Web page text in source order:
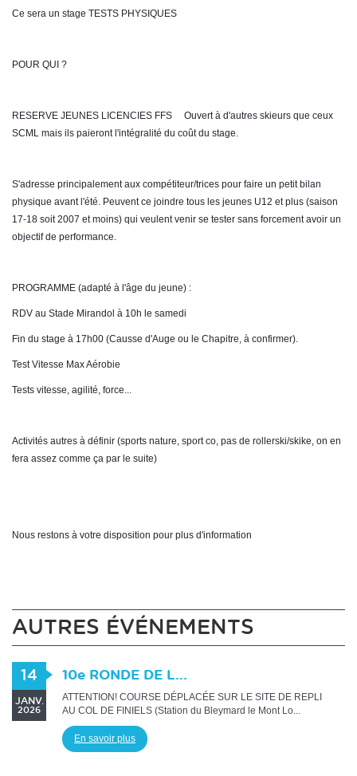
Ce sera un stage TESTS PHYSIQUES
POUR QUI ?
RESERVE JEUNES LICENCIES FFS     Ouvert à d'autres skieurs que ceux
SCML mais ils paieront l'intégralité du coût du stage.
S'adresse principalement aux compétiteur/trices pour faire un petit bilan
physique avant l'été. Peuvent ce joindre tous les jeunes U12 et plus (saison
17-18 soit 2007 et moins) qui veulent venir se tester sans forcement avoir un
objectif de performance.
PROGRAMME (adapté à l'âge du jeune) :
RDV au Stade Mirandol à 10h le samedi
Fin du stage à 17h00 (Causse d'Auge ou le Chapitre, à confirmer).
Test Vitesse Max Aérobie
Tests vitesse, agilité, force...
Activités autres à définir (sports nature, sport co, pas de rollerski/skike, on en
fera assez comme ça par le suite)
Nous restons à votre disposition pour plus d'information
AUTRES ÉVÉNEMENTS
14
JANV.
2026
10e RONDE DE L...
ATTENTION! COURSE DÉPLACÉE SUR LE SITE DE REPLI
AU COL DE FINIELS (Station du Bleymard le Mont Lo...
En savoir plus